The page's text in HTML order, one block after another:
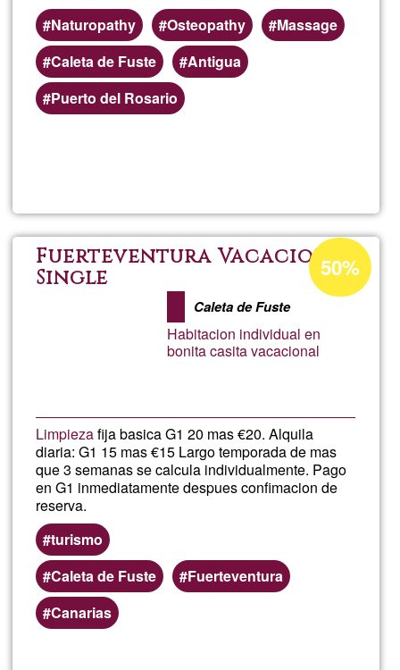
Naturopathy
Osteopathy
Massage
Caleta de Fuste
Antigua
Puerto del Rosario
Lucy
Moore
Fuerteventura Vacacion
Single
Caleta de Fuste
Habitacion individual en
bonita casita vacacional
Limpiezafija basica G1 20 mas €20. Alquila
diaria: G1 15 mas €15 Largo temporada de mas
que 3 semanas se calcula individualmente. Pago
en G1 inmediatamente despues confimacion de
reserva.
turismo
Caleta de Fuste
Fuerteventura
Canarias
Porcentaje
de
aceptación
G1
50%